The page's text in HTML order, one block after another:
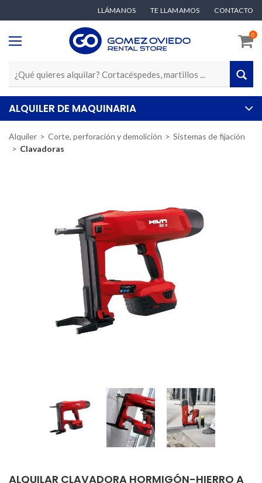
LLÁMANOS TE LLAMAMOS CONTACTO
0
ALQUILER DE MAQUINARIA
Alquiler Corte, perforación y demolición
Sistemas de fijación
Clavadoras
ALQUILAR CLAVADORA HORMIGÓN-HIERRO A